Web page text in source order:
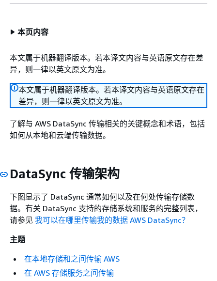
本页内容
本文属于机器翻译版本。若本译文内容与英语原文存在差
异，则一律以英文原文为准。
本文属于机器翻译版本。若本译文内容与英语原文存在
差异，则一律以英文原文为准。
了解与 AWS DataSync 传输相关的关键概念和术语，包括
如何从本地和云端传输数据。
DataSync 传输架构
下图显示了 DataSync 通常如何以及在何处传输存储数
据。有关 DataSync 支持的存储系统和服务的完整列表，
请参见 我可以在哪里传输我的数据 AWS DataSync？
主题
在本地存储和之间传输 AWS
在 AWS 存储服务之间传输